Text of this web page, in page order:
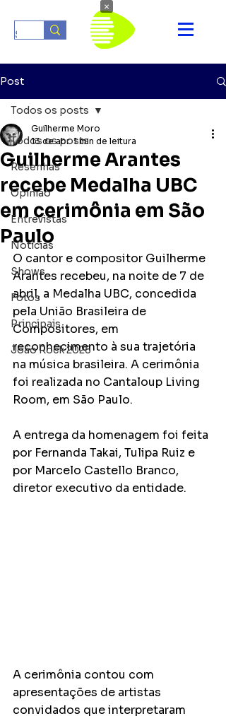
Post
Todos os posts
Resenhas
Opinião
Entrevistas
Notícias
Shows
Fotos
Principais
João Rock 2025
Todos os posts
Guilherme Arantes
recebe Medalha UBC
em cerimônia em São
Paulo
Guilherme Moro
13 de abr. 1 min de leitura
O cantor e compositor Guilherme
Arantes recebeu, na noite de 7 de
abril, a Medalha UBC, concedida
pela União Brasileira de
Compositores, em
reconhecimento à sua trajetória
na música brasileira. A cerimônia
foi realizada no Cantaloup Living
Room, em São Paulo.
A entrega da homenagem foi feita
por Fernanda Takai, Tulipa Ruiz e
por Marcelo Castello Branco,
diretor executivo da entidade.
A cerimônia contou com
apresentações de artistas
convidados que interpretaram
×